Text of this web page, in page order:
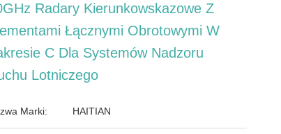
Radary Kierunkowskazowe Z
Łącznymi Obrotowymi W
C Dla Systemów Nadzoru
Lotniczego
Marki: HAITIAN